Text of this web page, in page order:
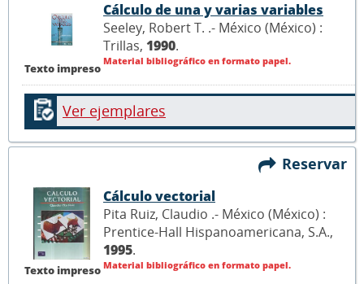
Texto impreso
Cálculo de una y varias variables
Seeley, Robert T. .- México (México) :
Trillas, 1990.
Material bibliográfico en formato papel.
Ver ejemplares
Reservar
Texto impreso
Cálculo vectorial
Pita Ruiz, Claudio .- México (México) :
Prentice-Hall Hispanoamericana, S.A.,
1995.
Material bibliográfico en formato papel.